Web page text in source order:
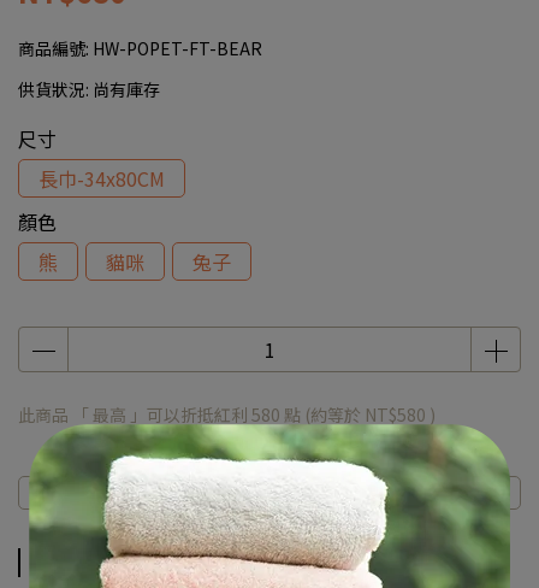
商品編號: HW-POPET-FT-BEAR
供貨狀況: 尚有庫存
尺寸
長巾-34x80CM
顏色
熊
貓咪 兔子
此商品 「 最高 」可以折抵紅利 580 點 (約等於 NT$580 )
商品介紹 規格說明 運送方式
商品介紹